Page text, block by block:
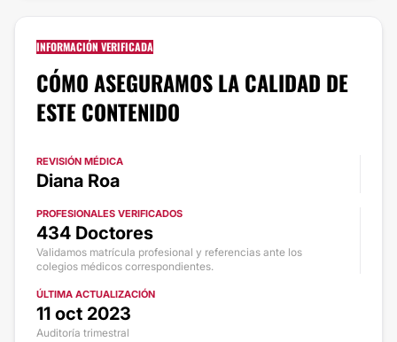
INFORMACIÓN VERIFICADA
CÓMO ASEGURAMOS LA CALIDAD DE
ESTE CONTENIDO
REVISIÓN MÉDICA
Diana Roa
PROFESIONALES VERIFICADOS
434 Doctores
Validamos matrícula profesional y referencias ante los
colegios médicos correspondientes.
ÚLTIMA ACTUALIZACIÓN
11 oct 2023
Auditoría trimestral